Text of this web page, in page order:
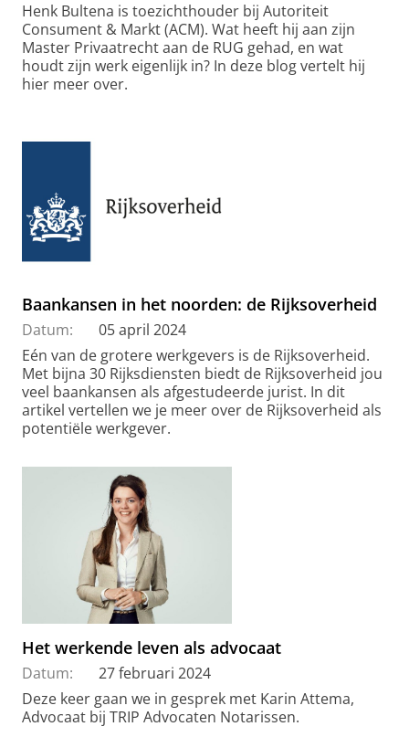
Henk Bultena is toezichthouder bij Autoriteit
Consument & Markt (ACM). Wat heeft hij aan zijn
Master Privaatrecht aan de RUG gehad, en wat
houdt zijn werk eigenlijk in? In deze blog vertelt hij
hier meer over.
Baankansen in het noorden: de Rijksoverheid
Datum:
05 april 2024
Eén van de grotere werkgevers is de Rijksoverheid.
Met bijna 30 Rijksdiensten biedt de Rijksoverheid jou
veel baankansen als afgestudeerde jurist. In dit
artikel vertellen we je meer over de Rijksoverheid als
potentiële werkgever.
Het werkende leven als advocaat
Datum:
27 februari 2024
Deze keer gaan we in gesprek met Karin Attema,
Advocaat bij TRIP Advocaten Notarissen.